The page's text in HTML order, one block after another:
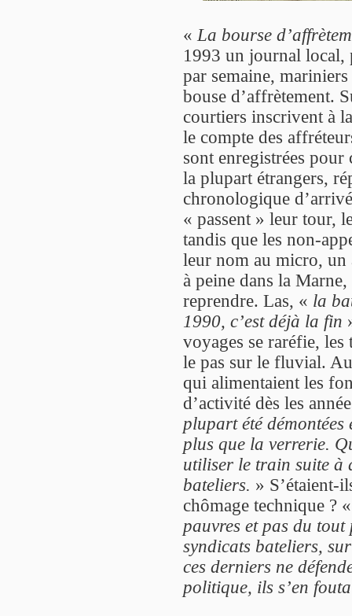
« La bourse
1993 un journal local,
par semaine,
bouse d’affrètement.
courtiers inscrivent à
le compte des
sont enregistrées
la plupart étrangers,
chronologique
« passent » leur tour,
tandis que les non-
leur nom au micro, un
à peine dans la
reprendre. Las, « la
1990, c’est déjà la fin
voyages se raréfie,
le pas sur le fluvial.
qui alimentaient les
d’activité dès les
plupart été
plus que la verrerie.
utiliser le train suite à
bateliers. » S’étaient-
chômage technique ?
pauvres et pas du
syndicats bateliers,
ces derniers ne
politique, ils s’en